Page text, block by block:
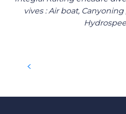
vives : Air boat,